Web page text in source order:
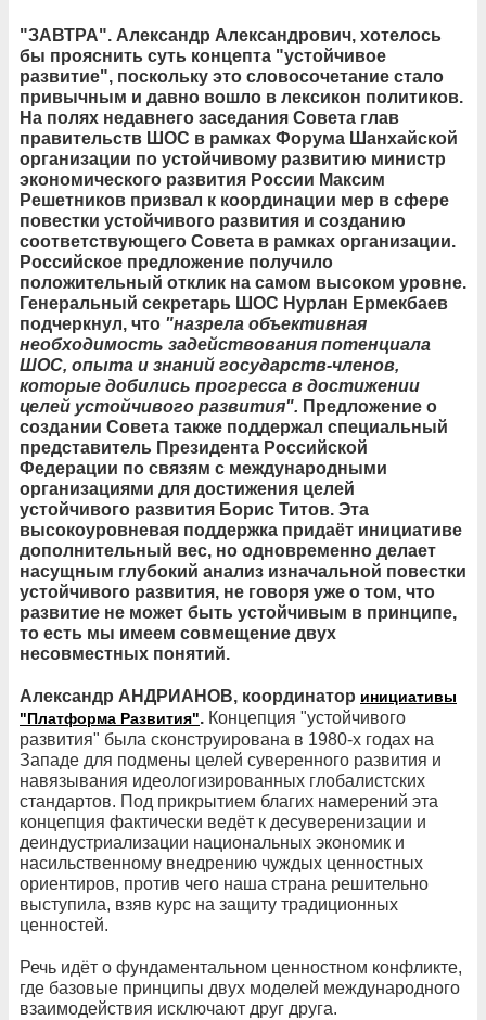
"ЗАВТРА". Александр Александрович, хотелось
бы прояснить суть концепта "устойчивое
развитие", поскольку это словосочетание стало
привычным и давно вошло в лексикон политиков.
На полях недавнего заседания Совета глав
правительств ШОС в рамках Форума Шанхайской
организации по устойчивому развитию министр
экономического развития России Максим
Решетников призвал к координации мер в сфере
повестки устойчивого развития и созданию
соответствующего Совета в рамках организации.
Российское предложение получило
положительный отклик на самом высоком уровне.
Генеральный секретарь ШОС Нурлан Ермекбаев
подчеркнул, что "назрела объективная
необходимость задействования потенциала
ШОС, опыта и знаний государств-членов,
которые добились прогресса в достижении
целей устойчивого развития". Предложение о
создании Совета также поддержал специальный
представитель Президента Российской
Федерации по связям с международными
организациями для достижения целей
устойчивого развития Борис Титов. Эта
высокоуровневая поддержка придаёт инициативе
дополнительный вес, но одновременно делает
насущным глубокий анализ изначальной повестки
устойчивого развития, не говоря уже о том, что
развитие не может быть устойчивым в принципе,
то есть мы имеем совмещение двух
несовместных понятий.
Александр АНДРИАНОВ, координатор инициативы
"Платформа Развития". Концепция "устойчивого
развития" была сконструирована в 1980-х годах на
Западе для подмены целей суверенного развития и
навязывания идеологизированных глобалистских
стандартов. Под прикрытием благих намерений эта
концепция фактически ведёт к десуверенизации и
деиндустриализации национальных экономик и
насильственному внедрению чуждых ценностных
ориентиров, против чего наша страна решительно
выступила, взяв курс на защиту традиционных
ценностей.
Речь идёт о фундаментальном ценностном конфликте,
где базовые принципы двух моделей международного
взаимодействия исключают друг друга.